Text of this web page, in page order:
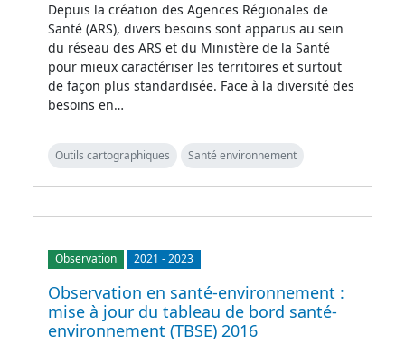
Depuis la création des Agences Régionales de
Santé (ARS), divers besoins sont apparus au sein
du réseau des ARS et du Ministère de la Santé
pour mieux caractériser les territoires et surtout
de façon plus standardisée. Face à la diversité des
besoins en…
Outils cartographiques Santé environnement
Observation 2021 -2023
Observation en santé-environnement :
mise à jour du tableau de bord santé-
environnement (TBSE) 2016